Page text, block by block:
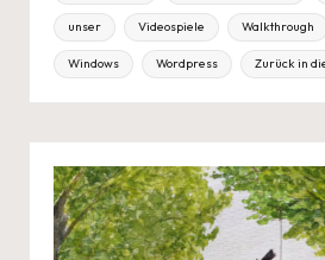
unser Videospiele Walkthrough
Windows Wordpress Zurück in